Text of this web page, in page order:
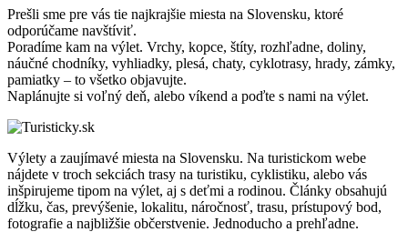
Prešli sme pre vás tie najkrajšie miesta na Slovensku, ktoré
odporúčame navštíviť.
Poradíme kam na výlet. Vrchy, kopce, štíty, rozhľadne, doliny,
náučné chodníky, vyhliadky, plesá, chaty, cyklotrasy, hrady, zámky,
pamiatky – to všetko objavujte.
Naplánujte si voľný deň, alebo víkend a poďte s nami na výlet.
Výlety a zaujímavé miesta na Slovensku. Na turistickom webe
nájdete v troch sekciách trasy na turistiku, cyklistiku, alebo vás
inšpirujeme tipom na výlet, aj s deťmi a rodinou. Články obsahujú
dĺžku, čas, prevýšenie, lokalitu, náročnosť, trasu, prístupový bod,
fotografie a najbližšie občerstvenie. Jednoducho a prehľadne.